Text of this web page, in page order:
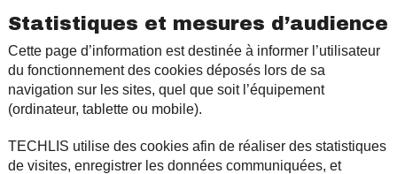
Statistiques et mesures d’audience
Cette page d’information est destinée à informer l’utilisateur
du fonctionnement des cookies déposés lors de sa
navigation sur les sites, quel que soit l’équipement
(ordinateur, tablette ou mobile).
TECHLIS utilise des cookies afin de réaliser des statistiques
de visites, enregistrer les données communiquées, et